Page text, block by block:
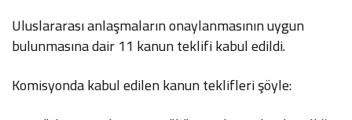
Uluslararası anlaşmaların onaylanmasının uygun
bulunmasına dair 11 kanun teklifi kabul edildi.
Komisyonda kabul edilen kanun teklifleri şöyle: